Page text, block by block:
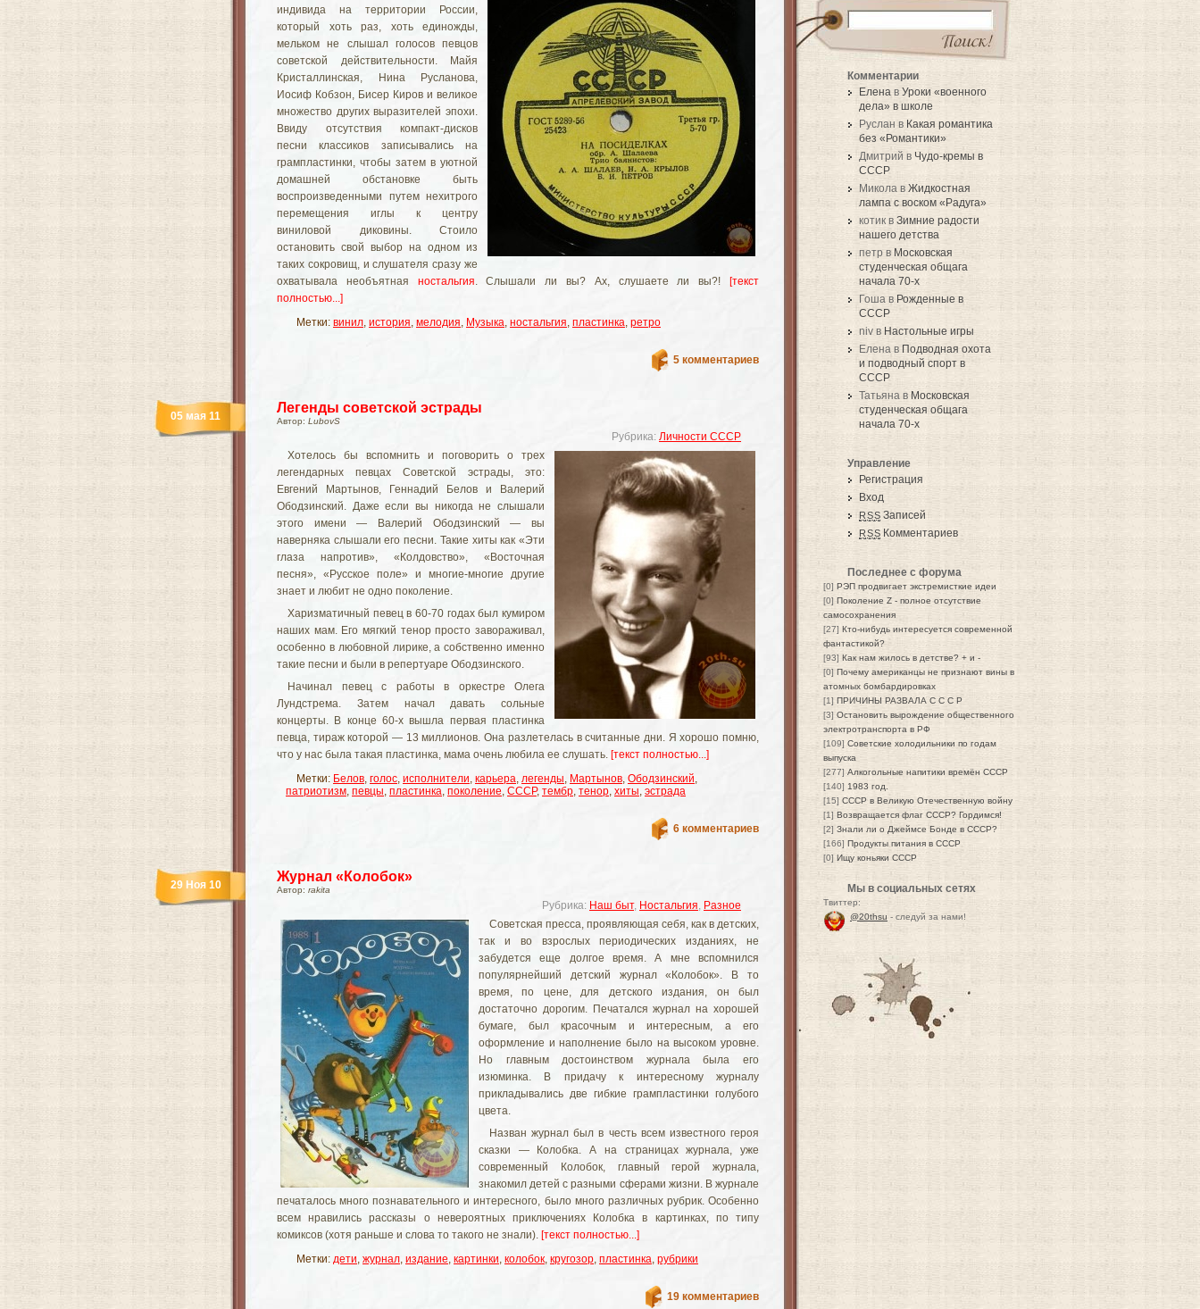
индивида на территории России,
который хоть раз, хоть единожды,
мельком не слышал голосов певцов
советской действительности. Майя
Кристаллинская, Нина Русланова,
Иосиф Кобзон, Бисер Киров и великое
множество других выразителей эпохи.
Ввиду отсутствия компакт-дисков
песни классиков записывались на
грампластинки, чтобы затем в уютной
домашней обстановке быть
воспроизведенными путем нехитрого
перемещения иглы к центру
виниловой диковины. Стоило
остановить свой выбор на одном из
таких сокровищ, и слушателя сразу же
охватывала необъятная ностальгия. Слышали ли вы? Ах, слушаете ли вы?! [текст
полностью...]
Метки: винил, история, мелодия, Музыка, ностальгия, пластинка, ретро
5 комментариев
Легенды советской эстрады
Автор: LubovS
Рубрика: Личности СССР
05 мая 11
Хотелось бы вспомнить и поговорить о трех
легендарных певцах Советской эстрады, это:
Евгений Мартынов, Геннадий Белов и Валерий
Ободзинский. Даже если вы никогда не слышали
этого имени — Валерий Ободзинский — вы
наверняка слышали его песни. Такие хиты как «Эти
глаза напротив», «Колдовство», «Восточная
песня», «Русское поле» и многие-многие другие
знает и любит не одно поколение.
Харизматичный певец в 60-70 годах был кумиром
наших мам. Его мягкий тенор просто завораживал,
особенно в любовной лирике, а собственно именно
такие песни и были в репертуаре Ободзинского.
Начинал певец с работы в оркестре Олега
Лундстрема. Затем начал давать сольные
концерты. В конце 60-х вышла первая пластинка
певца, тираж которой — 13 миллионов. Она разлетелась в считанные дни. Я хорошо помню,
что у нас была такая пластинка, мама очень любила ее слушать. [текст полностью...]
Метки: Белов, голос, исполнители, карьера, легенды, Мартынов, Ободзинский,
патриотизм, певцы, пластинка, поколение, СССР, тембр, тенор, хиты, эстрада
6 комментариев
Журнал «Колобок»
Автор: rakita
Рубрика: Наш быт, Ностальгия, Разное
29 Ноя 10
Советская пресса, проявляющая себя, как в детских,
так и во взрослых периодических изданиях, не
забудется еще долгое время. А мне вспомнился
популярнейший детский журнал «Колобок». В то
время, по цене, для детского издания, он был
достаточно дорогим. Печатался журнал на хорошей
бумаге, был красочным и интересным, а его
оформление и наполнение было на высоком уровне.
Но главным достоинством журнала была его
изюминка. В придачу к интересному журналу
прикладывались две гибкие грампластинки голубого
цвета.
Назван журнал был в честь всем известного героя
сказки — Колобка. А на страницах журнала, уже
современный Колобок, главный герой журнала,
знакомил детей с разными сферами жизни. В журнале
печаталось много познавательного и интересного, было много различных рубрик. Особенно
всем нравились рассказы о невероятных приключениях Колобка в картинках, по типу
комиксов (хотя раньше и слова то такого не знали). [текст полностью...]
Метки: дети, журнал, издание, картинки, колобок, кругозор, пластинка, рубрики
19 комментариев
Комментарии
Елена в Уроки «военного
дела» в школе
Руслан в Какая романтика
без «Романтики»
Дмитрий в Чудо-кремы в
СССР
Микола в Жидкостная
лампа с воском «Радуга»
котик в Зимние радости
нашего детства
петр в Московская
студенческая общага
начала 70-х
Гоша в Рожденные в
СССР
niv в Настольные игры
Елена в Подводная охота
и подводный спорт в
СССР
Татьяна в Московская
студенческая общага
начала 70-х
Управление
Регистрация
Вход
RSS Записей
RSS Комментариев
Последнее с форума
[0] РЭП продвигает экстремисткие идеи
[0] Поколение Z - полное отсутствие
самосохранения
[27] Кто-нибудь интересуется современной
фантастикой?
[93] Как нам жилось в детстве? + и -
[0] Почему американцы не признают вины в
атомных бомбардировках
[1] ПРИЧИНЫ РАЗВАЛА С С С Р
[3] Остановить вырождение общественного
электротранспорта в РФ
[109] Советские холодильники по годам
выпуска
[277] Алкогольные напитики времён СССР
[140] 1983 год.
[15] СССР в Великую Отечественную войну
[1] Возвращается флаг СССР? Гордимся!
[2] Знали ли о Джеймсе Бонде в СССР?
[166] Продукты питания в СССР
[0] Ищу коньяки СССР
Мы в социальных сетях
Твиттер:
@20thsu - следуй за нами!